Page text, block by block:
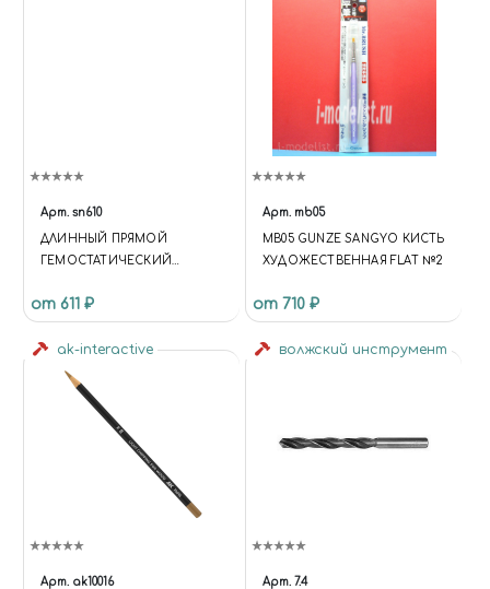
Арт. sn610
ДЛИННЫЙ ПРЯМОЙ
ГЕМОСТАТИЧЕСКИЙ
от 611 ₽
Арт. mb05
MB05 GUNZE SANGYO КИСТЬ
ХУДОЖЕСТВЕННАЯ FLAT №2
от 710 ₽
ak-interactive
Арт. ak10016
волжский инструмент
Арт. 7.4